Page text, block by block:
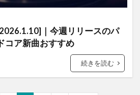
｜今週リリースのパ
コア新曲おすすめ
続きを読む